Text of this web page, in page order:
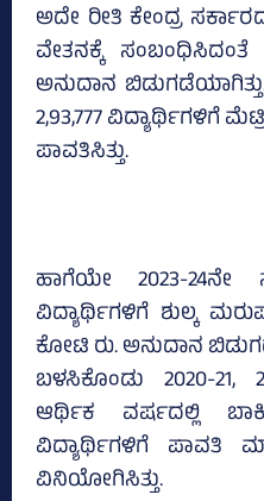
ಅದೇ ರೀತಿ ಕೇಂದ್ರ
ವೇತನಕ್ಕೆ
ಅನುದಾನ
2,93,777 ವಿದ್ಯಾರ್ಥಿಗಳಿಗೆ
ಪಾವತಿಸಿತ್ತು.
ಹಾಗೆಯೇ 2023-
ವಿದ್ಯಾರ್ಥಿಗಳಿಗೆ ಶುಲ್ಕ
ಕೋಟಿ ರು. ಅನುದಾನ
ಬಳಸಿಕೊಂಡು 2020-21,
ಆರ್ಥಿಕ ವರ್ಷದಲ್ಲಿ
ವಿದ್ಯಾರ್ಥಿಗಳಿಗೆ ಪಾವತಿ
ವಿನಿಯೋಗಿಸಿತ್ತು.